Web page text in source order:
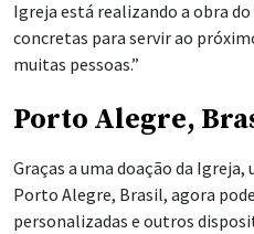
Igreja está realizando a obra
concretas para servir ao
muitas pessoas.”
Porto Alegre,
Graças a uma doação da
Porto Alegre, Brasil, agora
personalizadas e outros